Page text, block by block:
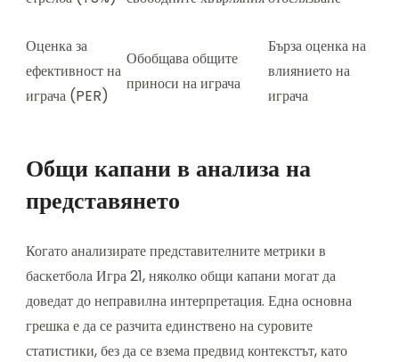
Оценка за
ефективност на
играча (PER)
Обобщава общите
приноси на играча
Бърза оценка на
влиянието на
играча
Общи капани в анализа на
представянето
Когато анализирате представителните метрики в
баскетбола Игра 21, няколко общи капани могат да
доведат до неправилна интерпретация. Една основна
грешка е да се разчита единствено на суровите
статистики, без да се взема предвид контекстът, като